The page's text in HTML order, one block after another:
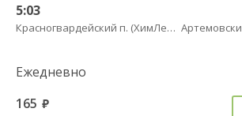
5:03
Красногвардейский п. (ХимЛесхоз)
Ежедневно
165 руб.